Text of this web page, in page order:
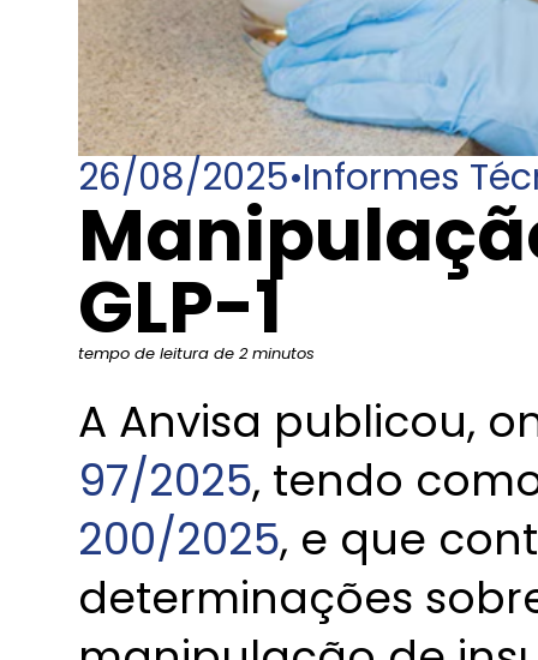
26/08/2025•Informes
GLP-1
tempo de leitura de 2 minutos
A Anvisa publicou,
97/2025, tendo
200/2025, e que
determinações